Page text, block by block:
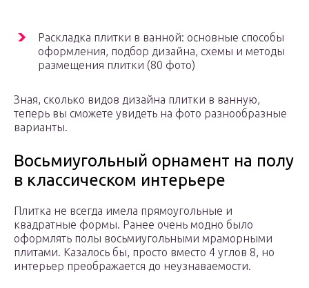
Раскладка плитки в ванной: основные способы
оформления, подбор дизайна, схемы и методы
размещения плитки (80 фото)
Зная, сколько видов дизайна плитки в ванную,
теперь вы сможете увидеть на фото разнообразные
варианты.
Восьмиугольный орнамент на полу
в классическом интерьере
Плитка не всегда имела прямоугольные и
квадратные формы. Ранее очень модно было
оформлять полы восьмиугольными мраморными
плитами. Казалось бы, просто вместо 4 углов 8, но
интерьер преображается до неузнаваемости.